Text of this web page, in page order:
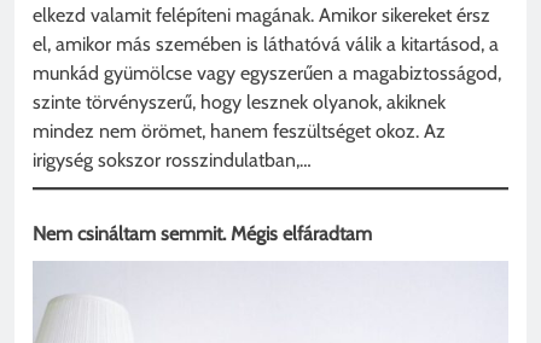
elkezd valamit felépíteni magának. Amikor sikereket érsz
el, amikor más szemében is láthatóvá válik a kitartásod, a
munkád gyümölcse vagy egyszerűen a magabiztosságod,
szinte törvényszerű, hogy lesznek olyanok, akiknek
mindez nem örömet, hanem feszültséget okoz. Az
irigység sokszor rosszindulatban,…
Nem csináltam semmit. Mégis elfáradtam